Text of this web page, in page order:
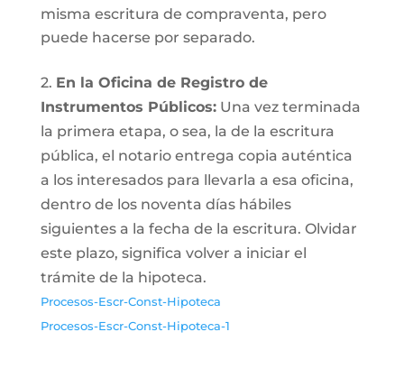
misma escritura de compraventa, pero
puede hacerse por separado.
2. En la Oficina de Registro de
Instrumentos Públicos:Una vez terminada
la primera etapa, o sea, la de la escritura
pública, el notario entrega copia auténtica
a los interesados para llevarla a esa oficina,
dentro de los noventa días hábiles
siguientes a la fecha de la escritura. Olvidar
este plazo, significa volver a iniciar el
trámite de la hipoteca.
Procesos-Escr-Const-Hipoteca
Procesos-Escr-Const-Hipoteca-1